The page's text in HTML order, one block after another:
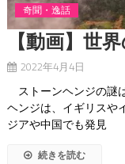
奇聞・逸話
【動画】世
2022年4月4日
ストーンヘンジの謎
ヘンジは、イギリスや
ジアや中国でも発見
続きを読む